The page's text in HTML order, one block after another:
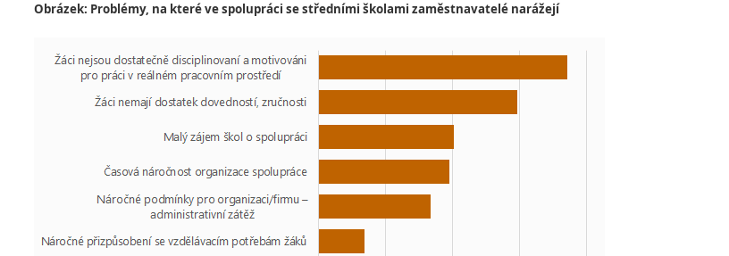
Obrázek: Problémy, na které ve spolupráci se středními školami zaměstnavatelé narážejí